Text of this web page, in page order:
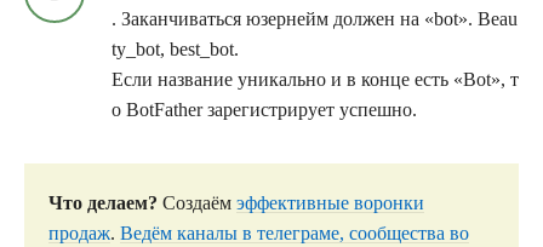
. Заканчиваться юзернейм должен на «bot». Beau
ty_bot, best_bot.
Если название уникально и в конце есть «Bot», т
о BotFather зарегистрирует успешно.
Что делаем? Создаём эффективные воронки
продаж. Ведём каналы в телеграме, сообщества во